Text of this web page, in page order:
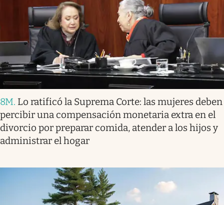
8M. Lo ratificó la Suprema Corte: las mujeres deben
percibir una compensación monetaria extra en el
divorcio por preparar comida, atender a los hijos y
administrar el hogar